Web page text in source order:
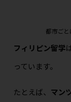
都市ご
フィリピン留学
っています。
たとえば、 マン